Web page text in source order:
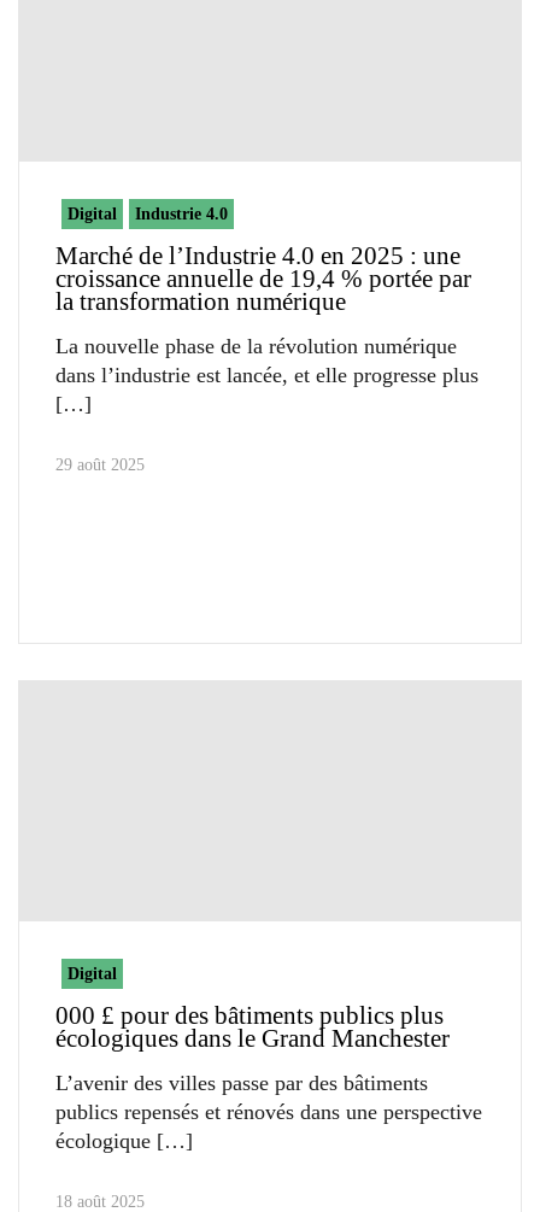
Digital Industrie 4.0
Marché de l’Industrie 4.0 en 2025 : une
croissance annuelle de 19,4 % portée par
la transformation numérique
La nouvelle phase de la révolution numérique
dans l’industrie est lancée, et elle progresse plus
29 août 2025
Digital
000 £ pour des bâtiments publics plus
écologiques dans le Grand Manchester
L’avenir des villes passe par des bâtiments
publics repensés et rénovés dans une perspective
écologique
18 août 2025